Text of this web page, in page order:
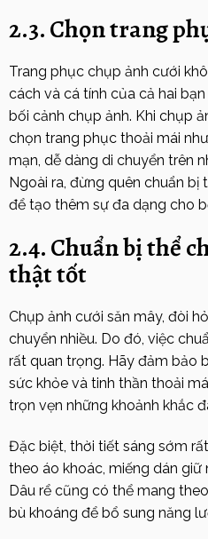
2.3. Chọn trang
Trang phục chụp ảnh cưới
cách và cá tính của cả hai
bối cảnh chụp ảnh. Khi chụp
chọn trang phục thoải mái
mạn, dễ dàng di chuyển trên
Ngoài ra, đừng quên chuẩn
để tạo thêm sự đa dạng cho
2.4. Chuẩn bị thể
thật tốt
Chụp ảnh cưới săn mây, đòi
chuyển nhiều. Do đó, việc
rất quan trọng. Hãy đảm bảo
sức khỏe và tinh thần thoải
trọn vẹn những khoảnh khắc
Đặc biệt, thời tiết sáng sớm
theo áo khoác, miếng dán giữ
Dâu rể cũng có thể mang
bù khoáng để bổ sung năng